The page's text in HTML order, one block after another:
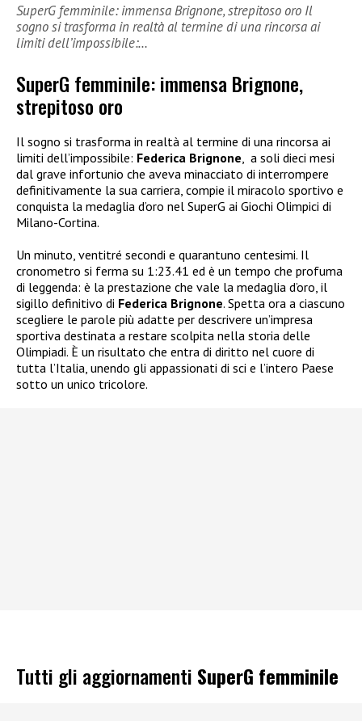
SuperG femminile: immensa Brignone, strepitoso oro Il
sogno si trasforma in realtà al termine di una rincorsa ai
limiti dell’impossibile:…
SuperG femminile: immensa Brignone,
strepitoso oro
Il sogno si trasforma in realtà al termine di una rincorsa ai
limiti dell’impossibile: Federica Brignone, a soli dieci mesi
dal grave infortunio che aveva minacciato di interrompere
definitivamente la sua carriera, compie il miracolo sportivo e
conquista la medaglia d’oro nel SuperG ai Giochi Olimpici di
Milano-Cortina.
Un minuto, ventitré secondi e quarantuno centesimi. Il
cronometro si ferma su 1:23.41 ed è un tempo che profuma
di leggenda: è la prestazione che vale la medaglia d’oro, il
sigillo definitivo di Federica Brignone. Spetta ora a ciascuno
scegliere le parole più adatte per descrivere un’impresa
sportiva destinata a restare scolpita nella storia delle
Olimpiadi. È un risultato che entra di diritto nel cuore di
tutta l’Italia, unendo gli appassionati di sci e l’intero Paese
sotto un unico tricolore.
Tutti gli aggiornamenti SuperG femminile